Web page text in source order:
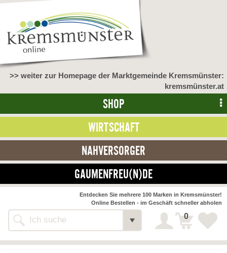
>> weiter zur Homepage der Marktgemeinde Kremsmünster:
kremsmünster.at
SHOP
WIRTSCHAFT
NAHVERSORGER
GAUMENFREU(N)DE
Alle Webseiten
Entdecken Sie mehrere 100 Marken in Kremsmünster!
Online Bestellen - im Geschäft schneller abholen
0
NAHVERSORGER
>> Bauernmarkt << Detail
Bäckerei-Konditorei-Café